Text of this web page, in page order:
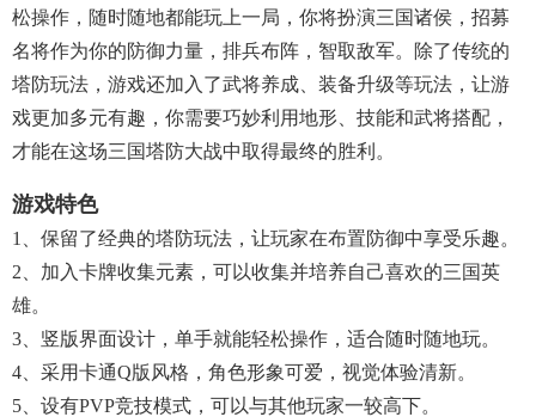
松操作，随时随地都能玩上一局，你将扮演三国诸侯，招募
名将作为你的防御力量，排兵布阵，智取敌军。除了传统的
塔防玩法，游戏还加入了武将养成、装备升级等玩法，让游
戏更加多元有趣，你需要巧妙利用地形、技能和武将搭配，
才能在这场三国塔防大战中取得最终的胜利。
游戏特色
1、保留了经典的塔防玩法，让玩家在布置防御中享受乐趣。
2、加入卡牌收集元素，可以收集并培养自己喜欢的三国英
雄。
3、竖版界面设计，单手就能轻松操作，适合随时随地玩。
4、采用卡通Q版风格，角色形象可爱，视觉体验清新。
5、设有PVP竞技模式，可以与其他玩家一较高下。